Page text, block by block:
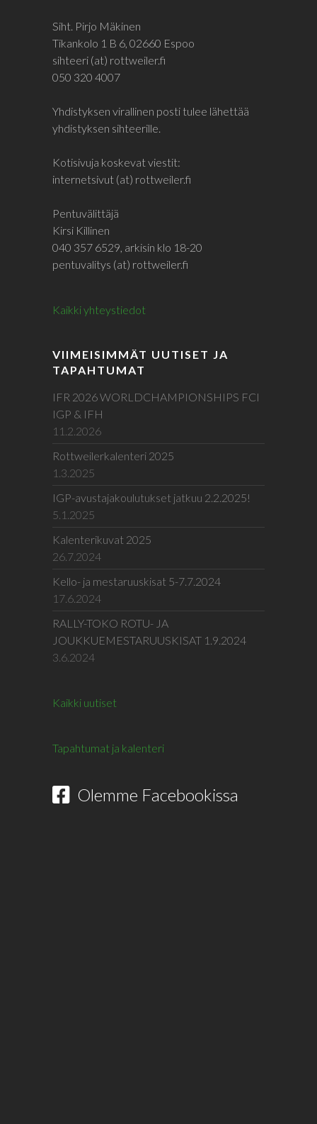
Siht. Pirjo Mäkinen
Tikankolo 1 B 6, 02660 Espoo
sihteeri (at) rottweiler.fi
050 320 4007
Yhdistyksen virallinen posti tulee lähettää
yhdistyksen sihteerille.
Kotisivuja koskevat viestit:
internetsivut (at) rottweiler.fi
Pentuvälittäjä
Kirsi Killinen
040 357 6529, arkisin klo 18-20
pentuvalitys (at) rottweiler.fi
Kaikki yhteystiedot
VIIMEISIMMÄT UUTISET JA
TAPAHTUMAT
IFR 2026 WORLDCHAMPIONSHIPS FCI
IGP & IFH
11.2.2026
Rottweilerkalenteri 2025
1.3.2025
IGP-avustajakoulutukset jatkuu 2.2.2025!
5.1.2025
Kalenterikuvat 2025
26.7.2024
Kello- ja mestaruuskisat 5-7.7.2024
17.6.2024
RALLY-TOKO ROTU- JA
JOUKKUEMESTARUUSKISAT 1.9.2024
3.6.2024
Kaikki uutiset
Tapahtumat ja kalenteri
Olemme Facebookissa